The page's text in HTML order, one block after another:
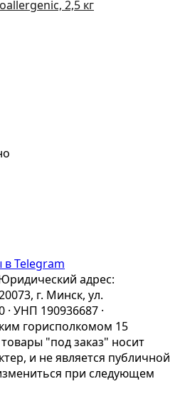
Advance Dog VetDiet Hypoallergenic, 2,5 кг
Telegram
адрес:
г. Минск, ул.
УНП 190936687 ·
горисполкомом 15
"под заказ" носит
и не является публичной
при следующем